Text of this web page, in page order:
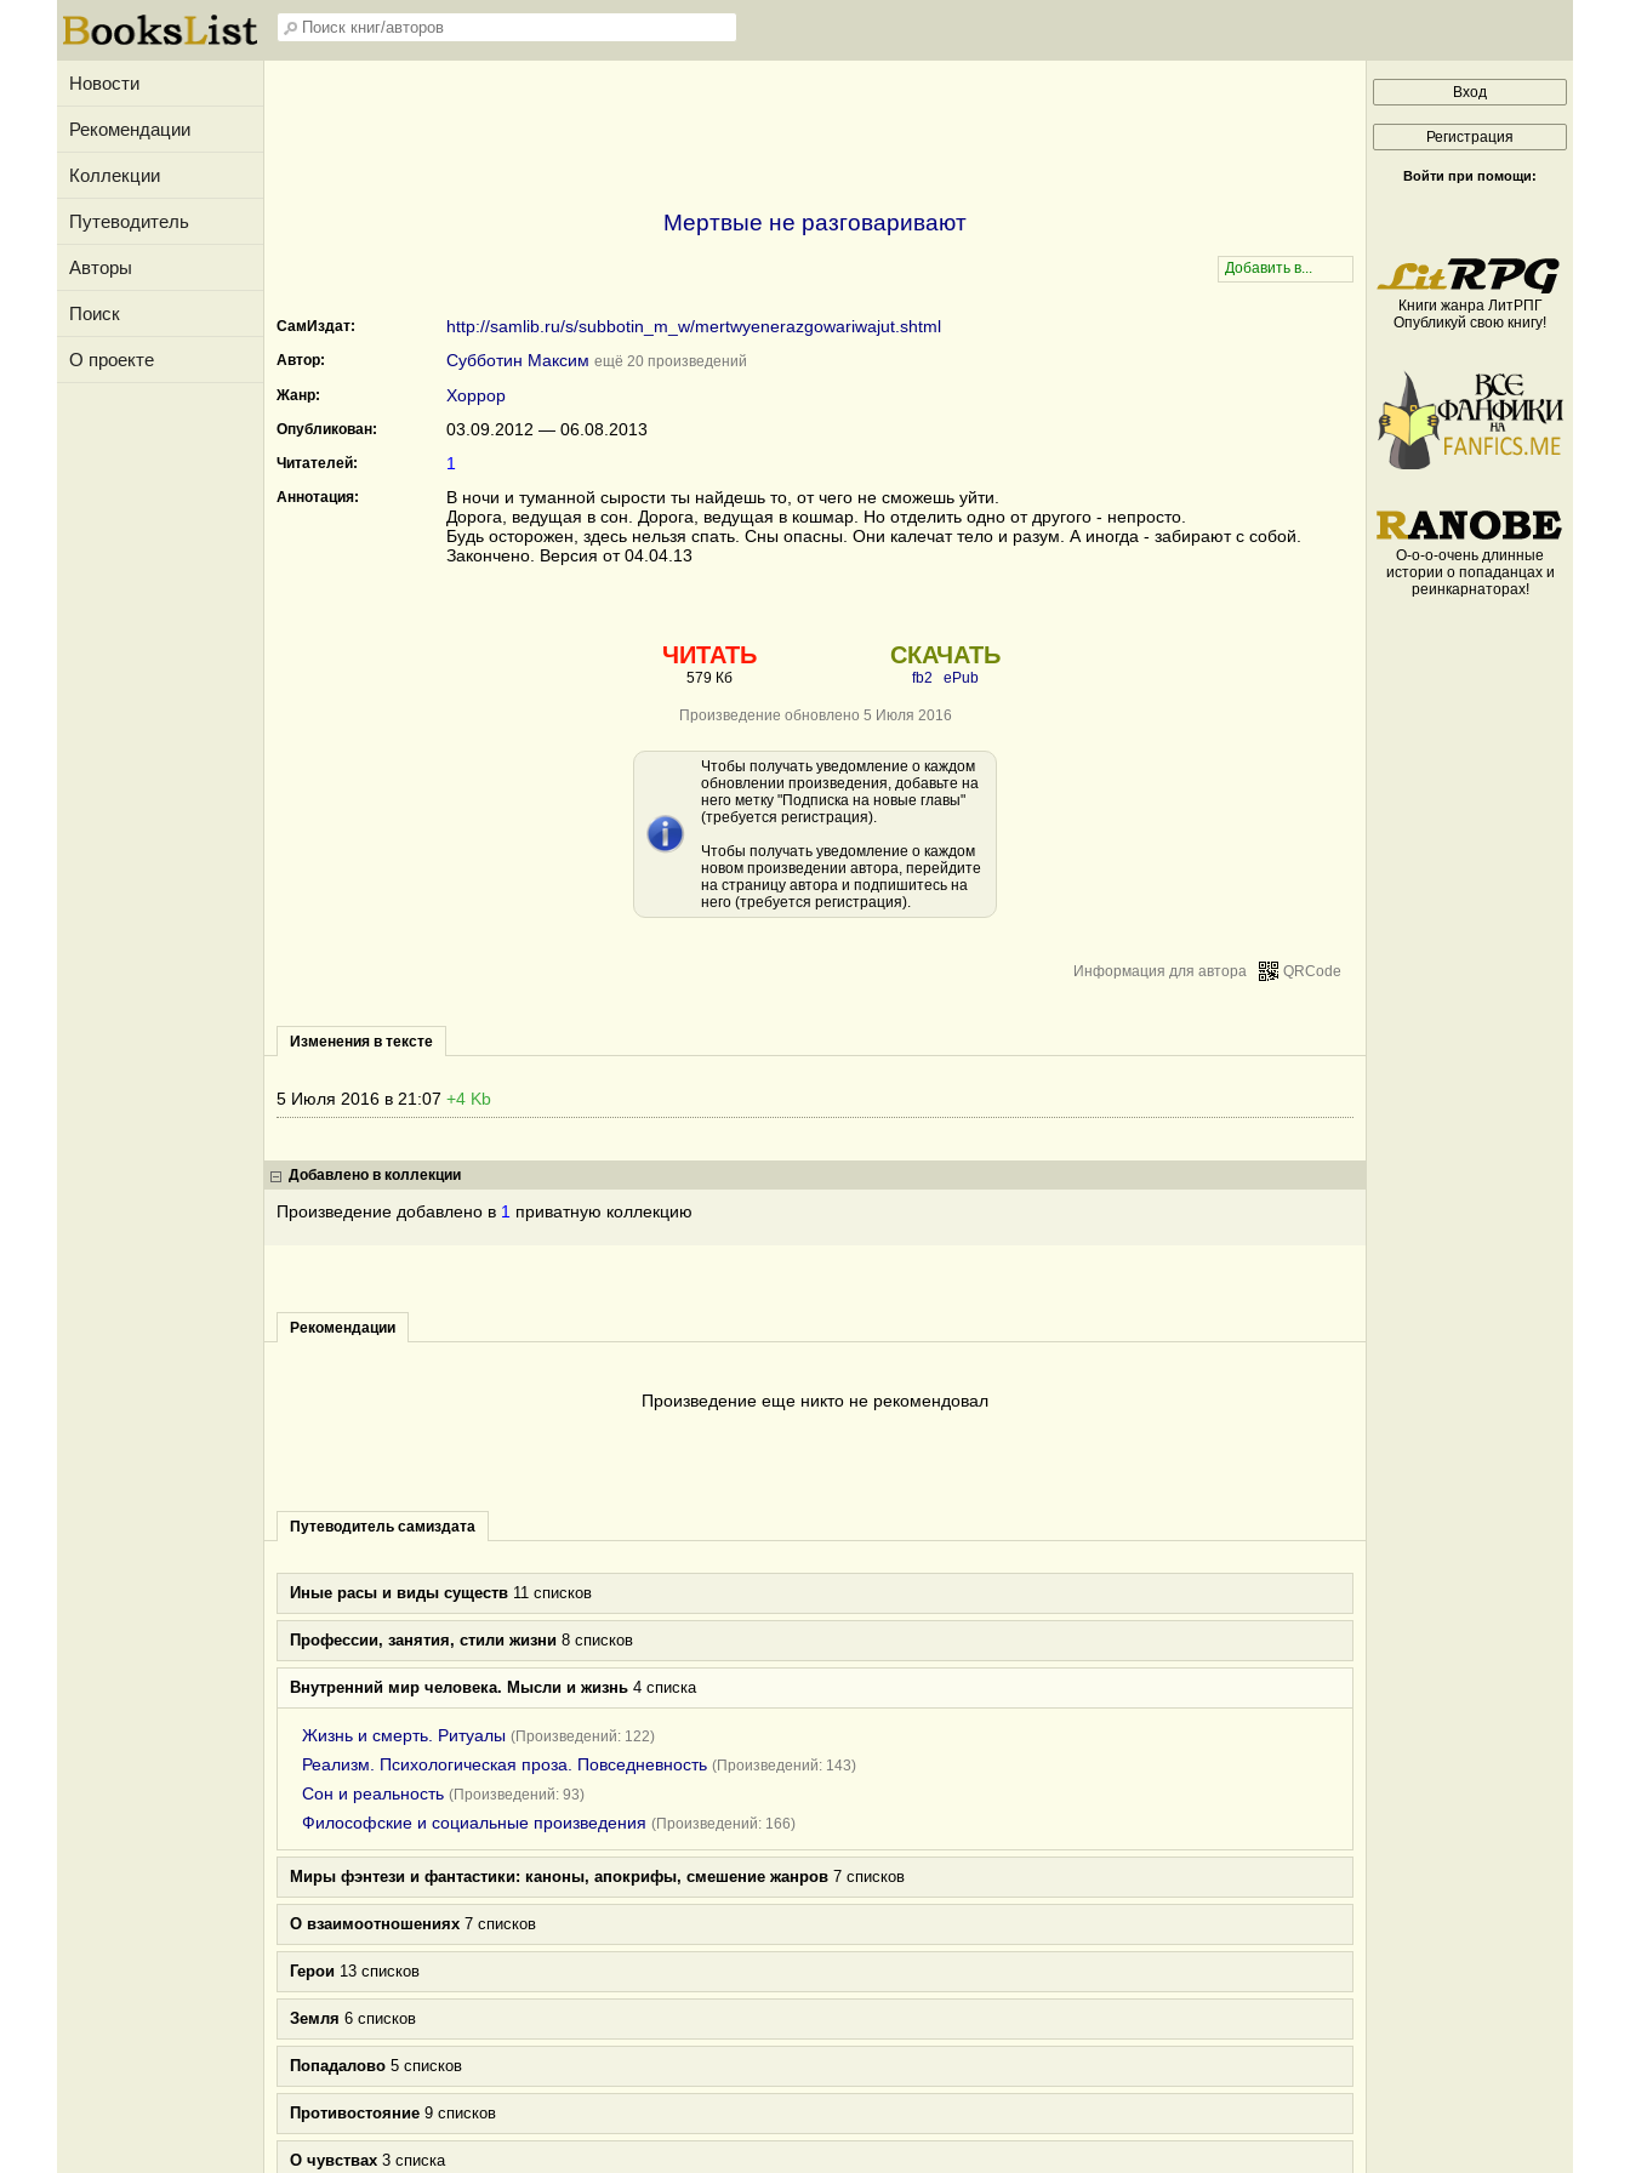
Новости
Рекомендации
Коллекции
Путеводитель
Авторы
Поиск
О проекте
Мертвые не разговаривают
СамИздат: http://samlib.ru/s/subbotin_m_w/mertwyenerazgowariwajut.shtml
Автор: Субботин Максим ещё 20 произведений
Жанр:
Хоррор
Опубликован: 03.09.2012 — 06.08.2013
Читателей: 1
Аннотация:
В ночи и туманной сырости ты найдешь то, от чего не сможешь уйти.
Дорога, ведущая в сон. Дорога, ведущая в кошмар. Но отделить одно от другого - непросто.
Будь осторожен, здесь нельзя спать. Сны опасны. Они калечат тело и разум. А иногда - забирают с собой.
Закончено. Версия от 04.04.13
ЧИТАТЬ
579 Кб
СКАЧАТЬ
fb2 ePub
Произведение обновлено 5 Июля 2016
Чтобы получать уведомление о каждом
обновлении произведения, добавьте на
него метку "Подписка на новые главы"
(требуется регистрация).
Чтобы получать уведомление о каждом
новом произведении автора, перейдите
на страницу автора и подпишитесь на
него (требуется регистрация).
QRCode
Информация для автора
Изменения в тексте
5 Июля 2016 в 21:07 +4 Kb
Добавлено в коллекции
Произведение добавлено в 1 приватную коллекцию
Рекомендации
Произведение еще никто не рекомендовал
Путеводитель самиздата
Иные расы и виды существ 11 списков
Профессии, занятия, стили жизни 8 списков
Внутренний мир человека. Мысли и жизнь 4 списка
Жизнь и смерть. Ритуалы (Произведений: 122)
Реализм. Психологическая проза. Повседневность (Произведений: 143)
Сон и реальность (Произведений: 93)
Философские и социальные произведения (Произведений: 166)
Миры фэнтези и фантастики: каноны, апокрифы, смешение жанров 7 списков
О взаимоотношениях 7 списков
Герои 13 списков
Земля 6 списков
Попадалово 5 списков
Противостояние 9 списков
О чувствах 3 списка
Войти при помощи:
Книги жанра ЛитРПГ
Опубликуй свою книгу!
О-о-о-очень длинные
истории о попаданцах и
реинкарнаторах!